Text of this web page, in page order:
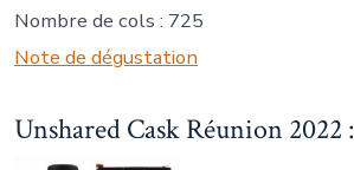
Nombre de cols : 725
Note de dégustation
Unshared Cask Réunion 2022 :